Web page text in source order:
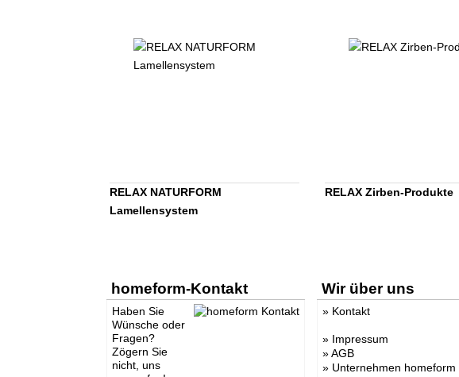
RELAX NATURFORM
Lamellensystem
RELAX Zirben-Produkte
homeform-Kontakt
Haben Sie
Wünsche oder
Fragen?
Zögern Sie
nicht, uns
Wir über uns
» Kontakt
» Impressum
»AGB
» Unternehmen homeform